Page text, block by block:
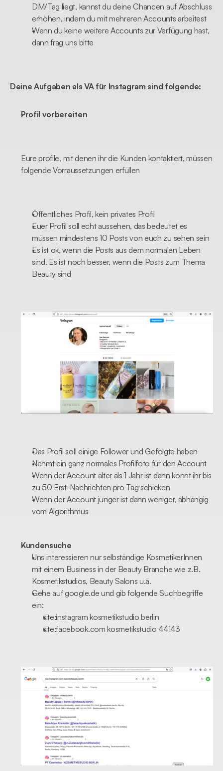
DM/Tag liegt, kannst du deine Chancen auf Abschluss
erhöhen, indem du mit mehreren Accounts arbeitest
Wenn du keine weitere Accounts zur Verfügung hast,
dann frag uns bitte
Deine Aufgaben als VA für Instagram sind folgende:
Profil vorbereiten
Eure profile, mit denen ihr die Kunden kontaktiert, müssen
folgende Vorraussetzungen erfüllen
Öffentliches Profil, kein privates Profil
Euer Profil soll echt aussehen, das bedeutet es
müssen mindestens 10 Posts von euch zu sehen sein
Es ist ok, wenn die Posts aus dem normalen Leben
sind. Es ist noch besser, wenn die Posts zum Thema
Beauty sind
Das Profil soll einige Follower und Gefolgte haben
Nehmt ein ganz normales Profilfoto für den Account
Wenn der Account älter als 1 Jahr ist dann könnt ihr bis
zu 50 Erst-Nachrichten pro Tag schicken
Wenn der Account jünger ist dann weniger, abhängig
vom Algorithmus
Kundensuche
Uns interessieren nur selbständige KosmetikerInnen
mit einem Business in der Beauty Branche wie z.B.
Kosmetikstudios, Beauty Salons u.ä.
Gehe auf google.de und gib folgende Suchbegriffe
ein:
site:instagram kosmetikstudio berlin
site:facebook.com kosmetikstudio 44143